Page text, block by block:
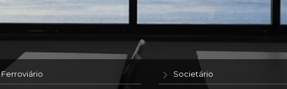
Ferroviário Societário